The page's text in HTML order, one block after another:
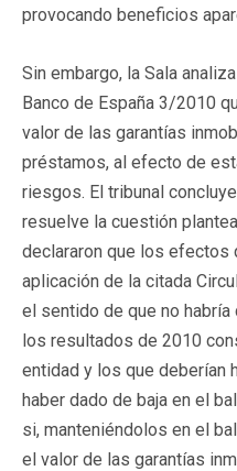
provocando beneficios
Sin embargo, la Sala
Banco de España 3/2010
valor de las garantías
préstamos, al efecto de
riesgos. El tribunal
resuelve la cuestión
declararon que los efectos
aplicación de la citada
el sentido de que no
los resultados de 2010
entidad y los que deberían
haber dado de baja en el
si, manteniéndolos en el
el valor de las garantías